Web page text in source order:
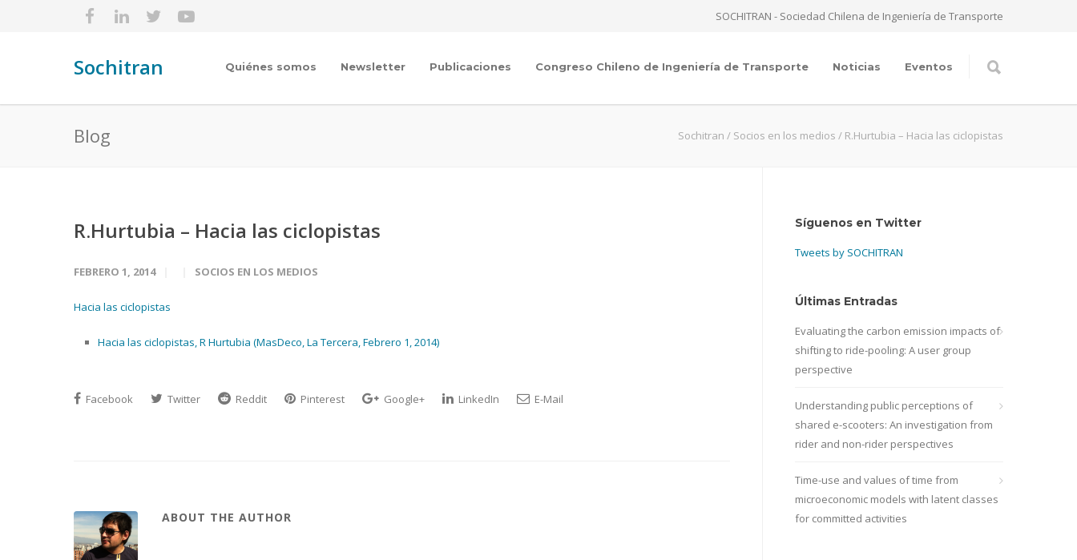
SOCHITRAN - Sociedad Chilena de Ingeniería de Transporte
Sochitran Quiénes somos Newsletter Publicaciones Congreso Chileno de Ingeniería de Transporte Noticias Eventos
Blog Sochitran / Socios en los medios / R.Hurtubia – Hacia las ciclopistas
R.Hurtubia – Hacia las ciclopistas
FEBRERO 1, 2014 SOCIOS EN LOS MEDIOS
Hacia las ciclopistas
Hacia las ciclopistas, R Hurtubia (MasDeco, La Tercera, Febrero 1, 2014)
Facebook Twitter Reddit Pinterest Google+ LinkedIn E-Mail
ABOUT THE AUTHOR
Síguenos en Twitter
Tweets by SOCHITRAN
Últimas Entradas
Evaluating the carbon emission impacts of
shifting to ride-pooling: A user group
perspective
Understanding public perceptions of
shared e-scooters: An investigation from
rider and non-rider perspectives
Time-use and values of time from
microeconomic models with latent classes
for committed activities